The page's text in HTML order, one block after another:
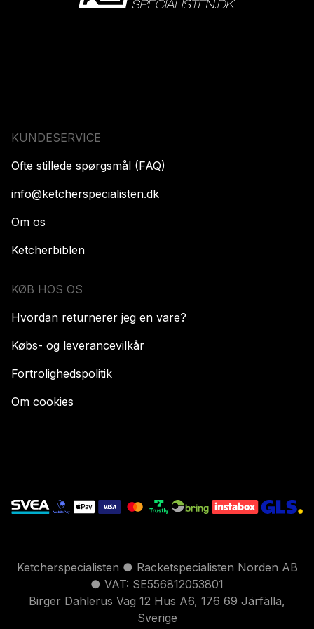
KUNDESERVICE
Ofte stillede spørgsmål (FAQ)
info@ketcherspecialisten.dk
Om os
Ketcherbiblen
KØB HOS OS
Hvordan returnerer jeg en vare?
Købs- og leverancevilkår
Fortrolighedspolitik
Om cookies
Ketcherspecialisten ● Racketspecialisten Norden AB
● VAT: SE556812053801
Birger Dahlerus Väg 12 Hus A6, 176 69 Järfälla,
Sverige